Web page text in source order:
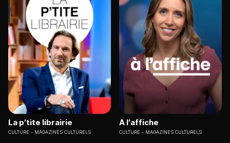
La p'tite librairie
CULTURE MAGAZINES CULTURELS
A l'affiche
CULTURE MAGAZINES CULTURELS